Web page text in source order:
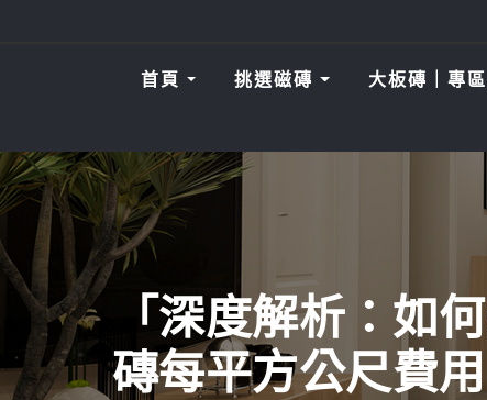
首頁 挑選磁磚 大板磚｜專區
「深度解析：如
磚每平方公尺費